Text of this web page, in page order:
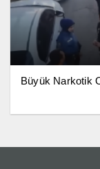
Büyük Narkotik